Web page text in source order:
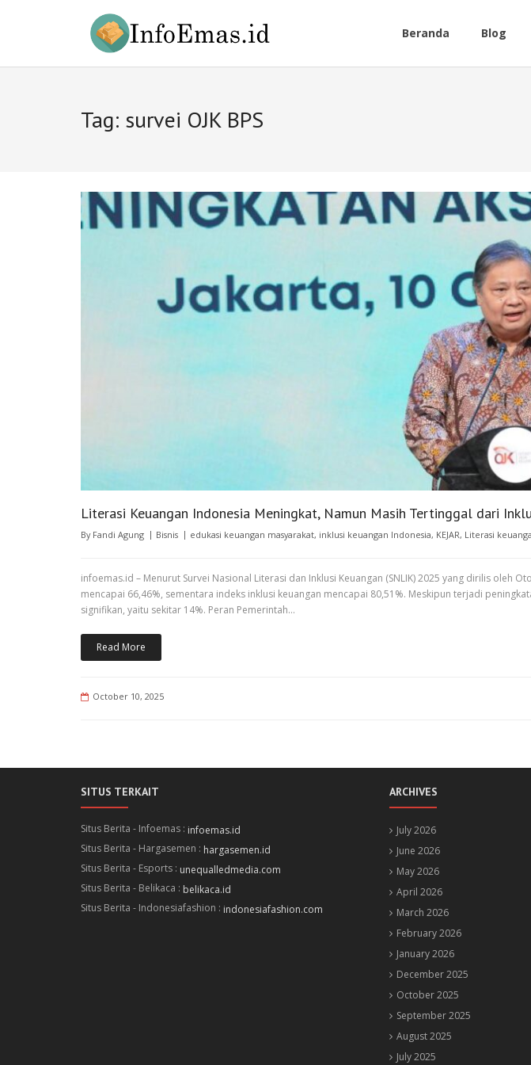
Beranda Blog
Tag: survei OJK BPS
Literasi Keuangan Indonesia Meningkat, Namun Masih Tertinggal dari
By Fandi Agung Bisnis edukasi keuangan masyarakat, inklusi keuangan Indonesia, KEJAR, Literasi
infoemas.id – Menurut Survei Nasional Literasi dan Inklusi Keuangan (SNLIK) 2025 yang dirilis oleh
mencapai 66,46%, sementara indeks inklusi keuangan mencapai 80,51%. Meskipun terjadi
signifikan, yaitu sekitar 14%. Peran Pemerintah…
Read More
October 10, 2025
SITUS TERKAIT
Situs Berita - Infoemas : infoemas.id
Situs Berita - Hargasemen : hargasemen.id
Situs Berita - Esports : unequalledmedia.com
Situs Berita - Belikaca : belikaca.id
Situs Berita - Indonesiafashion : indonesiafashion.com
ARCHIVES
July 2026
June 2026
May 2026
April 2026
March 2026
February 2026
January 2026
December 2025
October 2025
September 2025
August 2025
July 2025